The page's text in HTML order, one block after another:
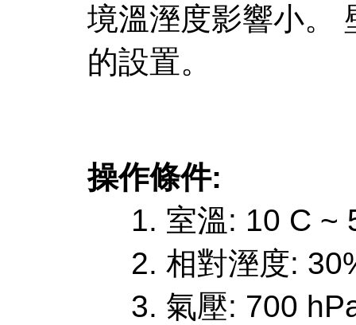
境溫溼度影響小。
的設置。
操作條件:
1. 室溫: 10 C ~
2. 相對溼度:
3. 氣壓: 700